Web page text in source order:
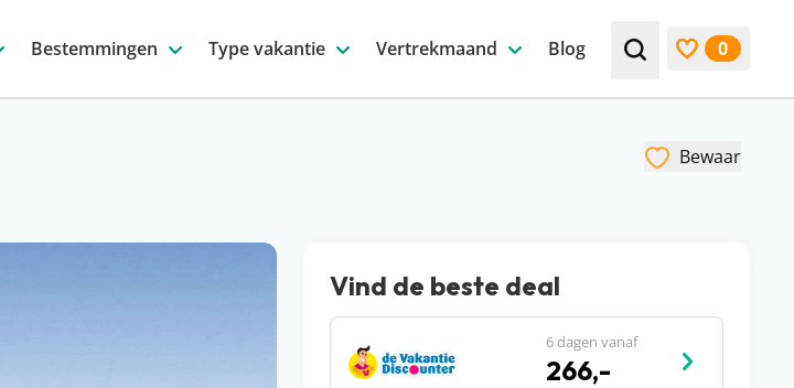
Bestemmingen Type vakantie Vertrekmaand Blog Zoek bijv. een
0
Bewaar
Vind de beste deal
6 dagen vanaf
266,-